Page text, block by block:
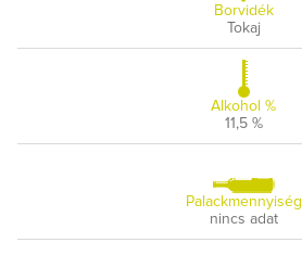
Borvidék
Tokaj
Alkohol %
11,5 %
Palackmennyiség
nincs adat